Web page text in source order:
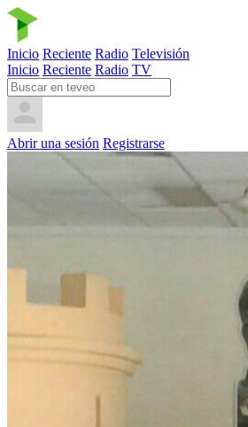
Inicio Reciente Radio Televisión
Inicio Reciente Radio TV
Abrir una sesión Registrarse